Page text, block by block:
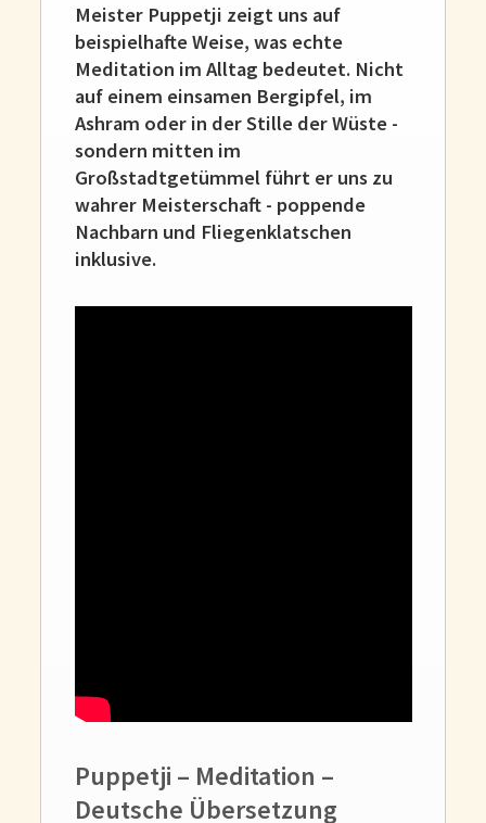
Meister Puppetji zeigt uns auf
beispielhafte Weise, was echte
Meditation im Alltag bedeutet. Nicht
auf einem einsamen Bergipfel, im
Ashram oder in der Stille der Wüste -
sondern mitten im
Großstadtgetümmel führt er uns zu
wahrer Meisterschaft - poppende
Nachbarn und Fliegenklatschen
inklusive.
Puppetji – Meditation –
Deutsche Übersetzung